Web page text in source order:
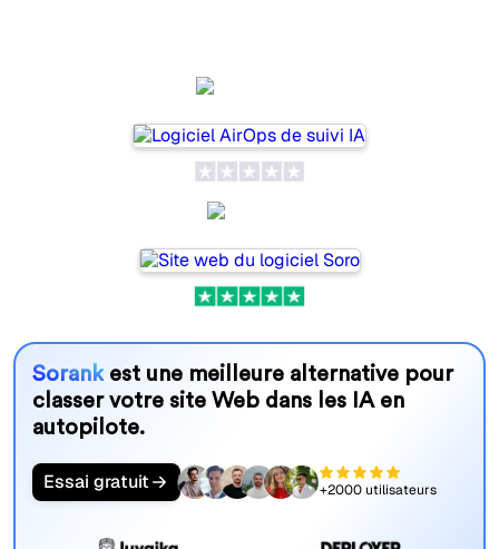
Sorankest une meilleure alternative pour
classer votre site Web dans les IA en
autopilote.
Essai gratuit +2000 utilisateurs